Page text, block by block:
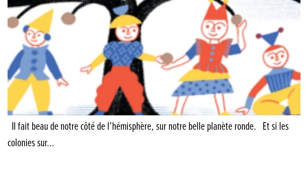
Il fait beau de notre côté de l’hémisphère, sur notre belle planète ronde. Et si les
colonies sur…